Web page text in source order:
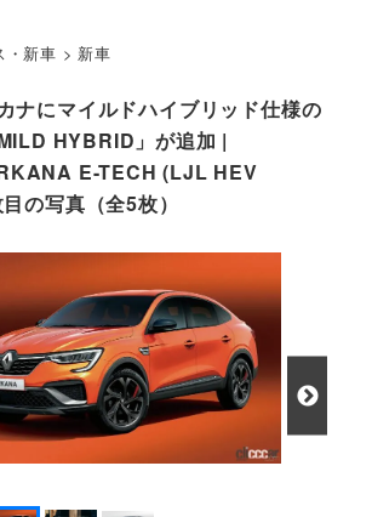
・新車 > 新車
ナにマイルドハイブリッド仕様の
HYBRID」が追加 |
E-TECH (LJL HEV
の写真（全5枚）